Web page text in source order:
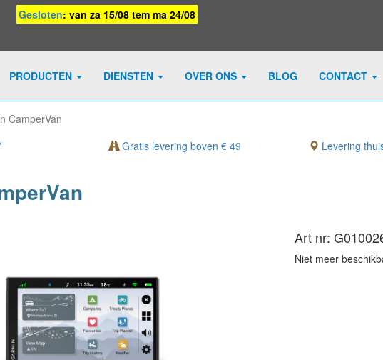
Gesloten: van za 15/08 tem ma 24/08
PRODUCTEN DIENSTEN OVER ONS BLOG CONTACT
CamperVan
Gratis levering boven € 49 Levering
Art nr:
Niet meer